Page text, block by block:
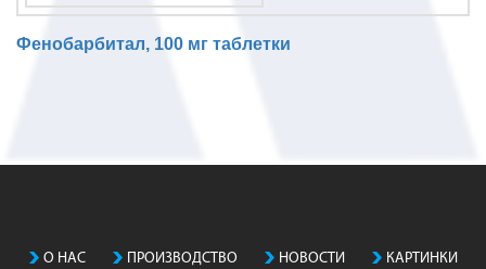
Фенобарбитал, 100 мг таблетки
О НАС ПРОИЗВОДСТВO НОВОСТИ КАРТИНКИ